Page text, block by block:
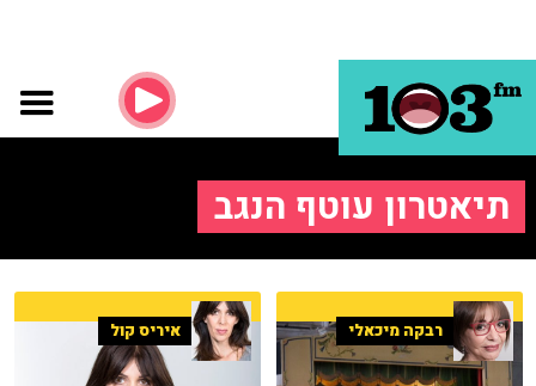
תיאטרון עוטף הנגב
רבקה מיכאלי איריס קול